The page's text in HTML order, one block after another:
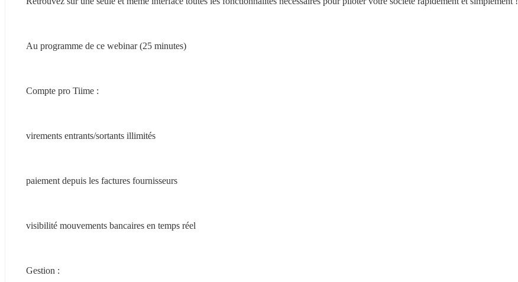
Au programme de ce webinar (25 minutes)
Compte pro Tiime :
virements entrants/sortants illimités
paiement depuis les factures fournisseurs
visibilité mouvements bancaires en temps réel
Gestion :